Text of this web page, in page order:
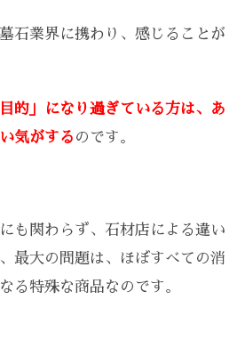
石業界に携わり、感じることが
的」になり過ぎている方は、あ
気がする のです。
も関わらず、石材店による違い
最大の問題は、ほぼすべての消
る特殊な商品なのです。